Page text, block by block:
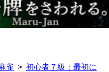
雀
初心者７級：最初に